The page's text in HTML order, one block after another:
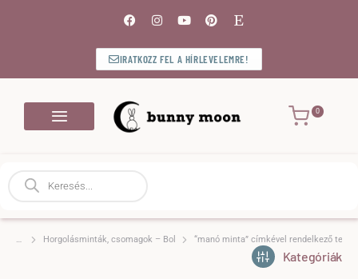
IRATKOZZ FEL A HÍRLEVELEMRE!
Ön itt van:Horgolásminták, csomagok – Bolt “manó minta” címkével rendelkező
Kategóriák